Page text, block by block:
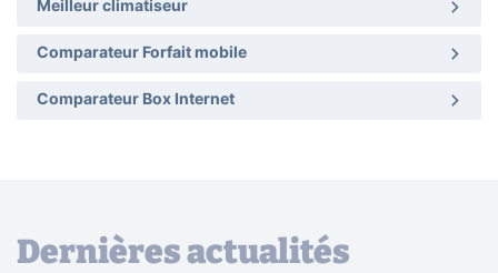
Meilleur climatiseur
Comparateur Forfait mobile
Comparateur Box Internet
Dernières actualités